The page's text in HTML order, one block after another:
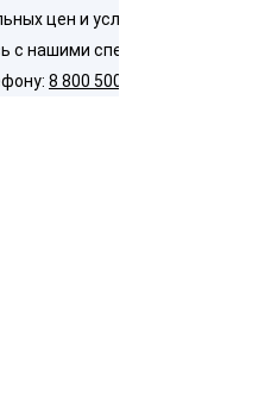
цен и условий
с нашими специалистами по
8 800 500 5437